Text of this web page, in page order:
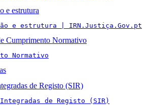
e estrutura
e estrutura | IRN.Justiça.Gov.pt
Cumprimento Normativo
Normativo
de Registo (SIR)
de Registo (SIR)